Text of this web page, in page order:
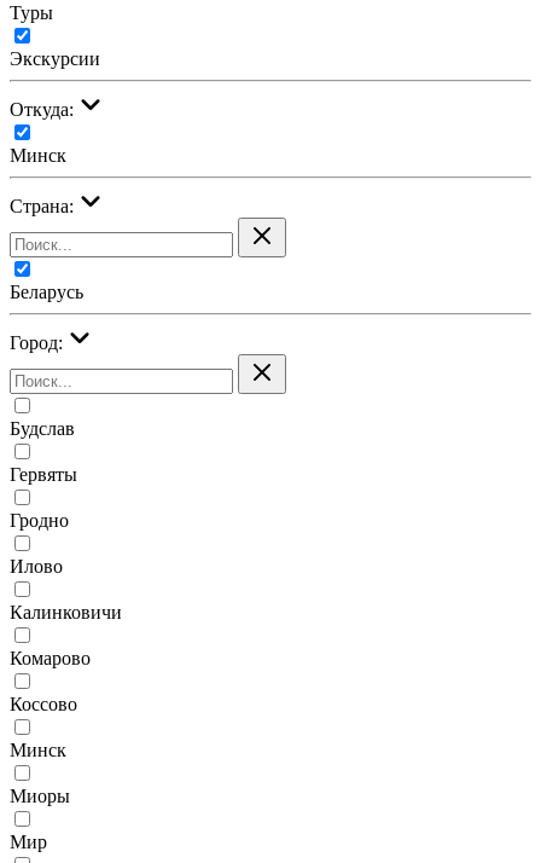
Туры
Экскурсии
Откуда:
Минск
Страна:
Беларусь
Город:
Будслав
Гервяты
Гродно
Илово
Калинковичи
Комарово
Коссово
Минск
Миоры
Мир